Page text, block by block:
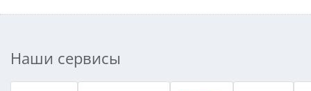
Наши сервисы